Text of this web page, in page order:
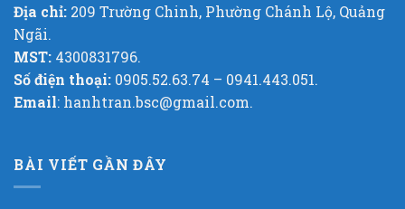
Địa chỉ: 209 Trường Chinh, Phường Chánh Lộ, Quảng
Ngãi.
MST: 4300831796.
Số điện thoại: 0905.52.63.74 – 0941.443.051.
Email: hanhtran.bsc@gmail.com.
BÀI VIẾT GẦN ĐÂY